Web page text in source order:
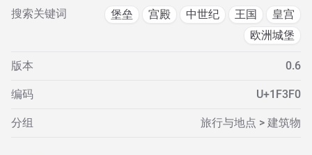
搜索关键词 堡垒 宫殿 中世纪 王国
皇宫
欧洲城堡
版本 0.6
编码 U+1F3F0
分组 旅行与地点 > 建筑物